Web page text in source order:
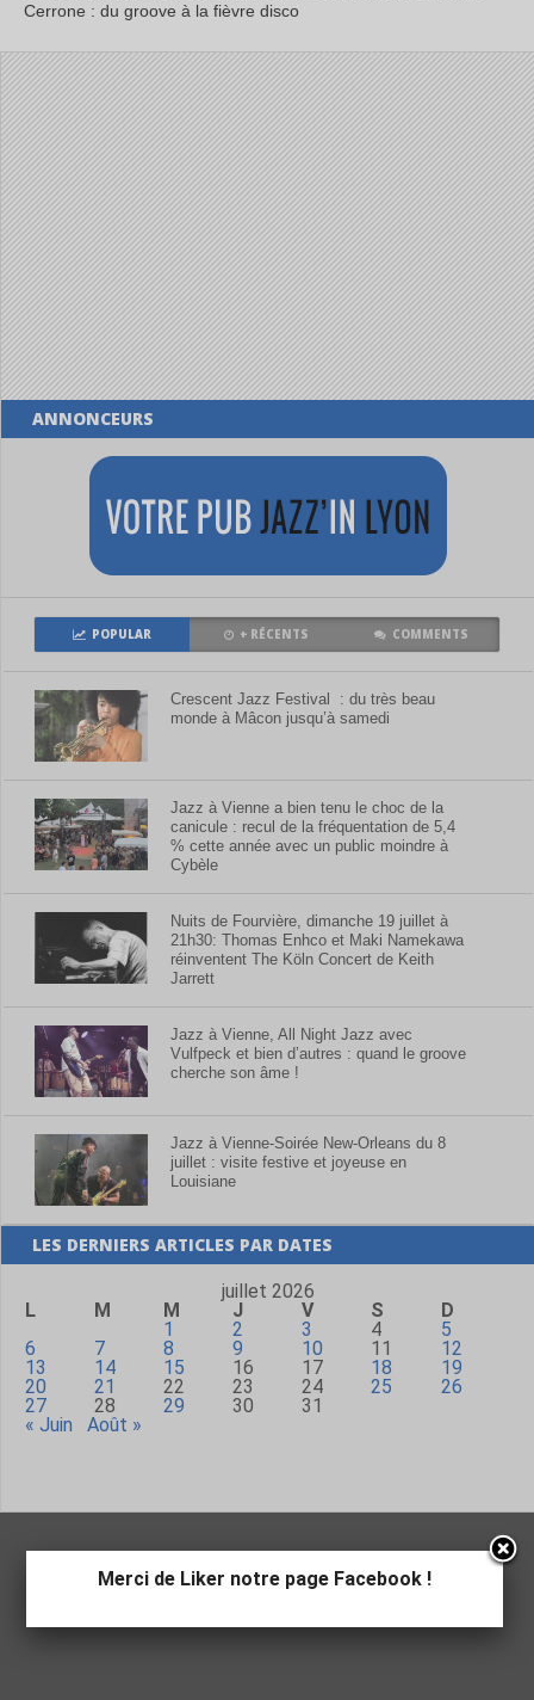
Cerrone : du groove à la fièvre disco
ANNONCEURS
POPULAR + RÉCENTS COMMENTS
Crescent Jazz Festival : du très beau
monde à Mâcon jusqu’à samedi
Jazz à Vienne a bien tenu le choc de la
canicule : recul de la fréquentation de 5,4
% cette année avec un public moindre à
Cybèle
Nuits de Fourvière, dimanche 19 juillet à
21h30: Thomas Enhco et Maki Namekawa
réinventent The Köln Concert de Keith
Jarrett
Jazz à Vienne, All Night Jazz avec
Vulfpeck et bien d’autres : quand le groove
cherche son âme !
Jazz à Vienne-Soirée New-Orleans du 8
juillet : visite festive et joyeuse en
Louisiane
LES DERNIERS ARTICLES PAR DATES
juillet 2026
L
M M J V S
D
1
2 3 4
5
6
7 8 9 10 11
12
13
14 15 16 17 18
19
20
21 22 23 24 25
26
27
28 29 30
31
« Juin
Août »
Merci de Liker notre page Facebook !